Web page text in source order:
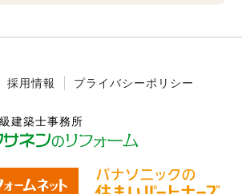
採用情報 プライバシーポリシー